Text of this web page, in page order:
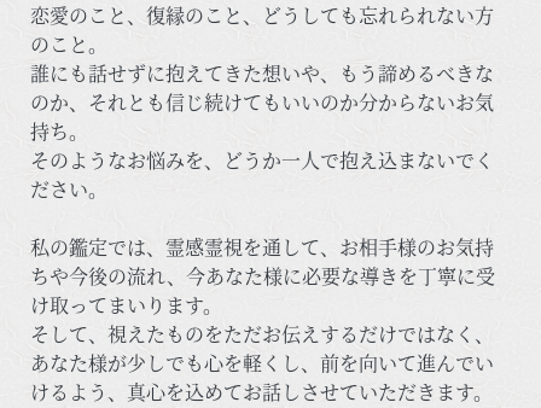
恋愛のこと、復縁のこと、どうしても忘れられない方
のこと。
誰にも話せずに抱えてきた想いや、もう諦めるべきな
のか、それとも信じ続けてもいいのか分からないお気
持ち。
そのようなお悩みを、どうか一人で抱え込まないでく
ださい。
私の鑑定では、霊感霊視を通して、お相手様のお気持
ちや今後の流れ、今あなた様に必要な導きを丁寧に受
け取ってまいります。
そして、視えたものをただお伝えするだけではなく、
あなた様が少しでも心を軽くし、前を向いて進んでい
けるよう、真心を込めてお話しさせていただきます。